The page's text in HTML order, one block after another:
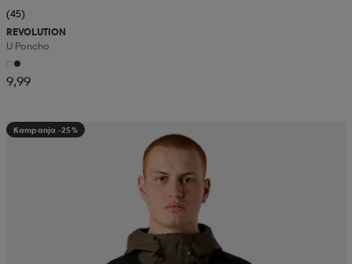
(45)
REVOLUTION
U Poncho
9,99
Kampanja -25%